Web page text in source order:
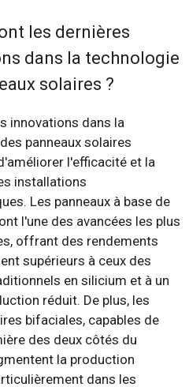
les dernières
dans la technologie
solaires ?
innovations dans la
panneaux solaires
l'efficacité et la
installations
Les panneaux à base de
l'une des avancées les plus
offrant des rendements
supérieurs à ceux des
en silicium et à un
réduit. De plus, les
bifaciales, capables de
des deux côtés du
la production
dans les